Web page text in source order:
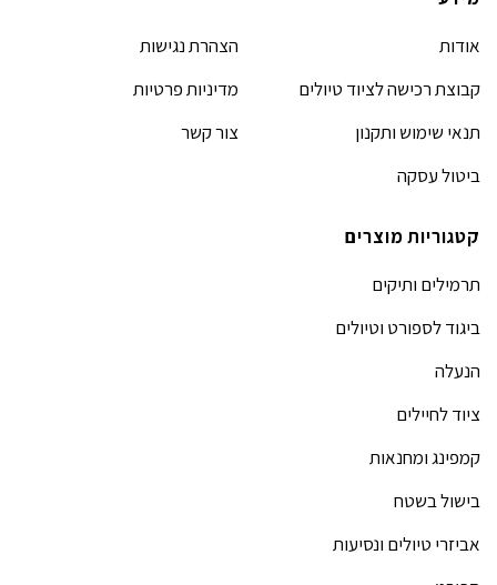
אודות
קבוצת רכישה לציוד טיולים
תנאי שימוש ותקנון
ביטול עסקה
הצהרת נגישות
מדיניות פרטיות
צור קשר
קטגוריות מוצרים
תרמילים ותיקים
ביגוד לספורט וטיולים
הנעלה
ציוד לחיילים
קמפינג ומחנאות
בישול בשטח
אביזרי טיולים ונסיעות